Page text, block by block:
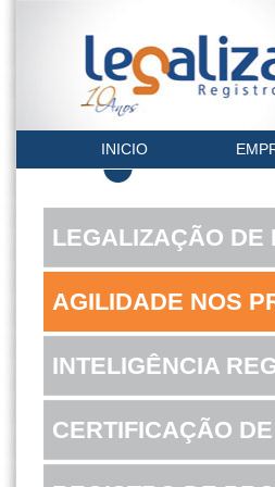
INICIO
LEGALIZAÇÃO DE
AGILIDADE NOS
INTELIGÊNCIA
CERTIFICAÇÃO